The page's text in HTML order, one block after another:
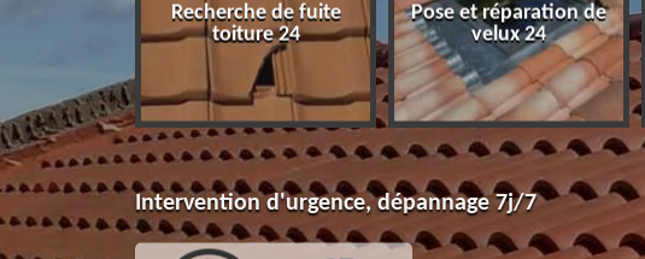
Recherche de fuite
toiture 24
Pose et réparation de
velux 24
Intervention d'urgence, dépannage 7j/7